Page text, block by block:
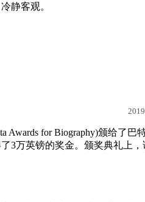
静客观。
Awards for Biography)颁给了
3万英镑的奖金。颁奖典礼上